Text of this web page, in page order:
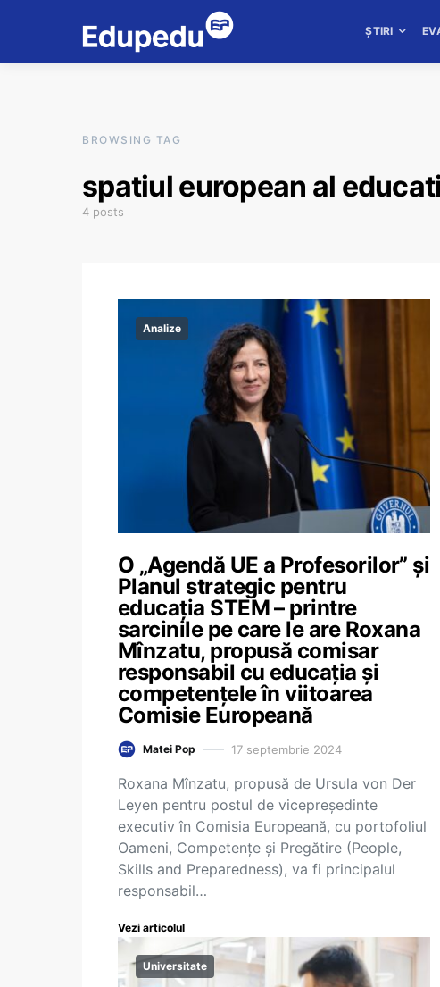
ȘTIRI
BROWSING TAG
spatiul european al
4 posts
Analize
O „Agendă UE a Profesorilor” și
Planul strategic pentru
educația STEM – printre
sarcinile pe care le are Roxana
Mînzatu, propusă comisar
responsabil cu educația și
competențele în viitoarea
Comisie Europeană
Matei Pop 17 septembrie 2024
Roxana Mînzatu, propusă de Ursula von Der
Leyen pentru postul de vicepreședinte
executiv în Comisia Europeană, cu portofoliul
Oameni, Competențe și Pregătire (People,
Skills and Preparedness), va fi principalul
responsabil…
Vezi articolul
Universitate